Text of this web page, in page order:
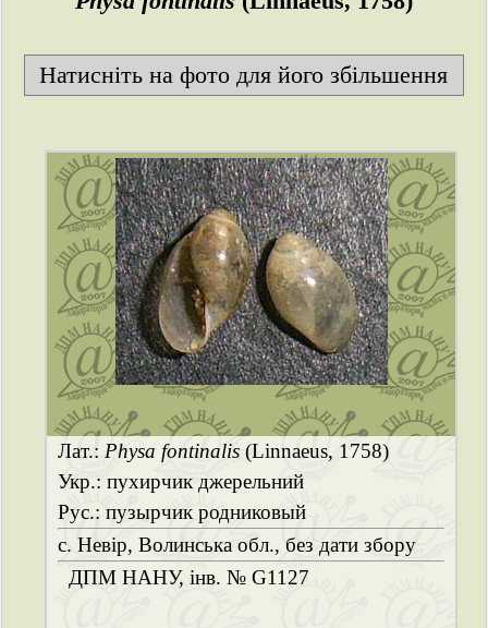
Натисніть на фото для його збільшення
Лат.: Physa fontinalis (Linnaeus, 1758)
Укр.: пухирчик джерельний
Рус.: пузырчик родниковый
с. Невір, Волинська обл., без дати збору
ДПМ НАНУ, інв. № G1127